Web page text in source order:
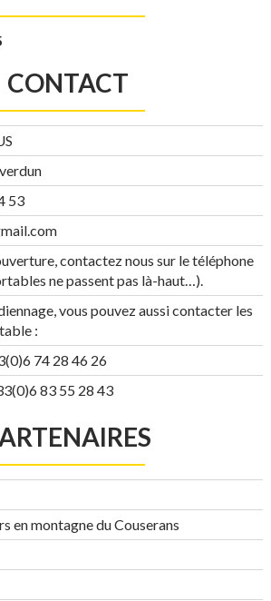
CONTACT
53
contactez nous sur le téléphone
ne passent pas là-haut…).
vous pouvez aussi contacter les
:
74 28 46 26
83 55 28 43
en montagne du Couserans